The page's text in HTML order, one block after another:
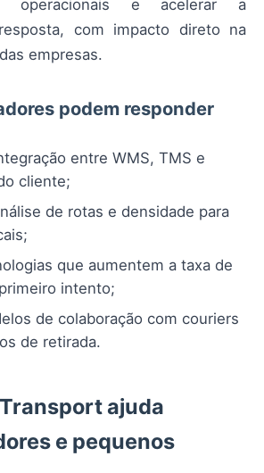
operacionais e acelerar a
com impacto direto na
empresas.
podem responder
entre WMS, TMS e
cliente;
de rotas e densidade para
que aumentem a taxa de
intento;
de colaboração com couriers
de retirada.
ajuda
e pequenos